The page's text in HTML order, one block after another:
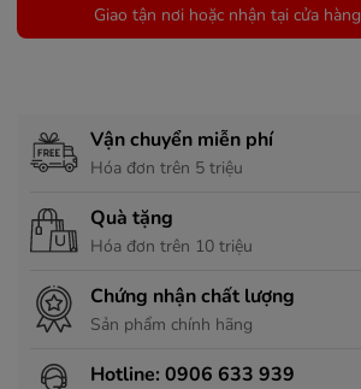
Giao tận nơi hoặc nhận tại cửa hàng
Vận chuyển miễn phí
Hóa đơn trên 5 triệu
Quà tặng
Hóa đơn trên 10 triệu
Chứng nhận chất lượng
Sản phẩm chính hãng
Hotline: 0906 633 939